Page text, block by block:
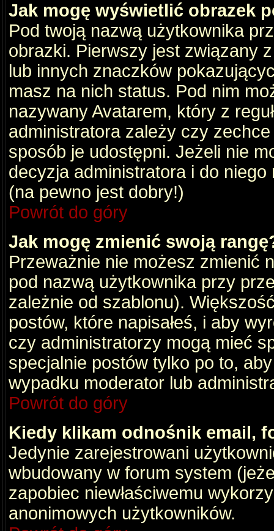
Jak mogę wyświetlić obrazek
Pod twoją nazwą użytkownika
obrazki. Pierwszy jest związany
lub innych znaczków
masz na nich status. Pod nim
nazywany Avatarem, który z
administratora zależy czy
sposób je udostępni. Jeżeli nie
decyzja administratora i do
(na pewno jest dobry!)
Powrót do góry
Jak mogę zmienić swoją
Przeważnie nie możesz zmienić
pod nazwą użytkownika przy
zależnie od szablonu).
postów, które napisałeś, i aby
czy administratorzy mogą mieć
specjalnie postów tylko po to,
wypadku moderator lub
Powrót do góry
Kiedy klikam odnośnik email,
Jedynie zarejestrowani
wbudowany w forum system
zapobiec niewłaściwemu
anonimowych użytkowników.